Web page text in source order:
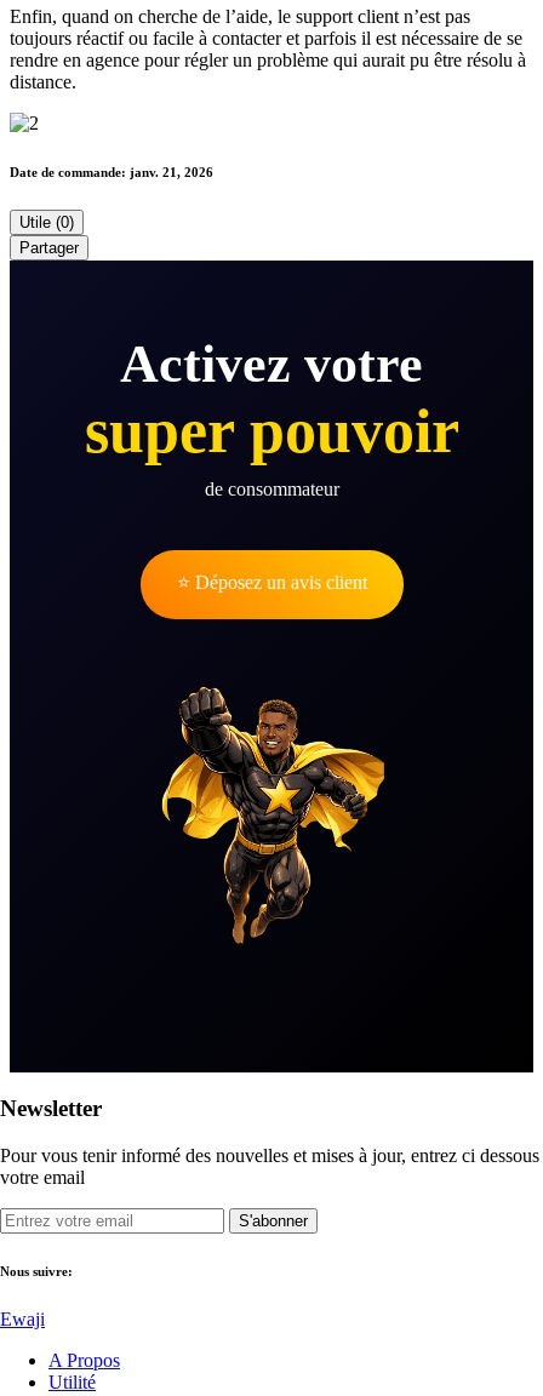
Enfin, quand on cherche de l’aide, le support client n’est pas
toujours réactif ou facile à contacter et parfois il est nécessaire de se
rendre en agence pour régler un problème qui aurait pu être résolu à
distance.
Date de commande: janv. 21, 2026
Utile (0)
Partager
Activez votre
super pouvoir
de consommateur
⭐ Déposez un avis client
Newsletter
Pour vous tenir informé des nouvelles et mises à jour, entrez ci dessous
votre email
S'abonner
Nous suivre:
Ewaji
A Propos
Utilité